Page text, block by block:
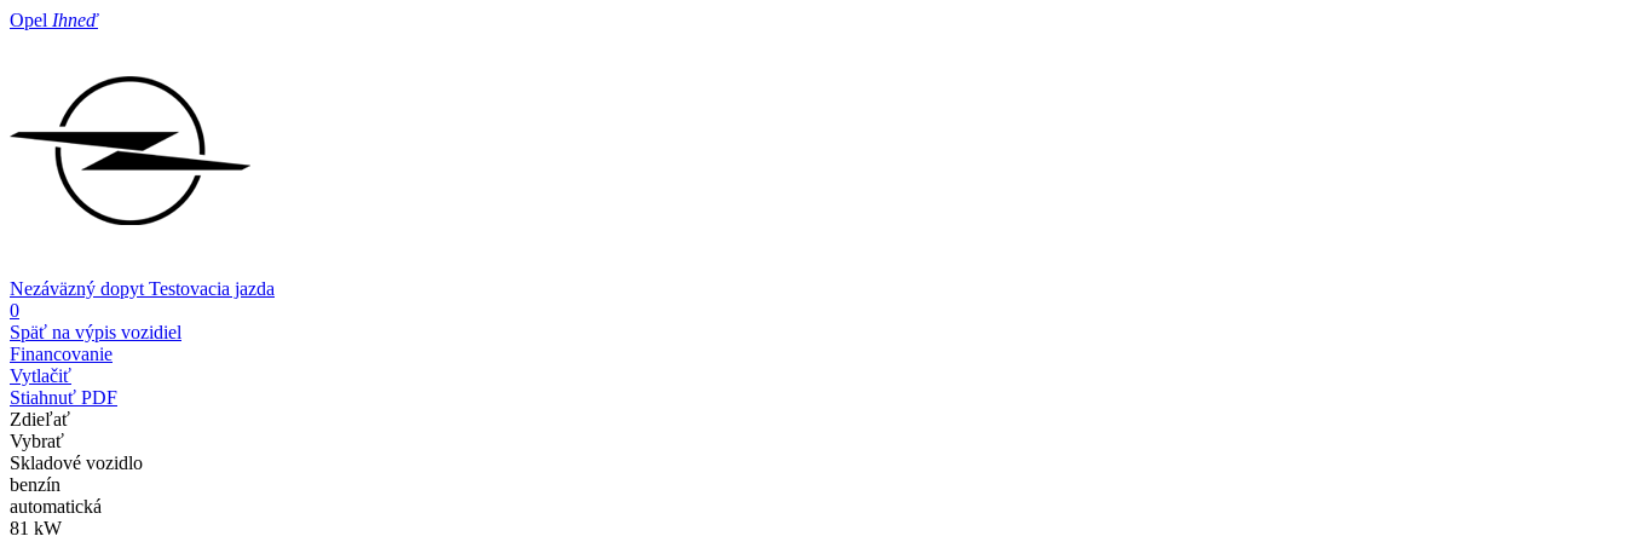
Opel Ihneď
Nezáväzný dopyt Testovacia jazda
0
Späť na výpis vozidiel
Financovanie
Vytlačiť
Stiahnuť PDF
Zdieľať
Vybrať
Skladové vozidlo
benzín
automatická
81 kW